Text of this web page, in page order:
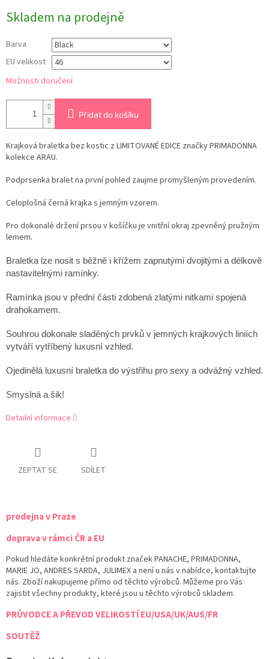
cena:
Skladem na prodejně
Barva
EU velikost
Možnosti doručení
Přidat do košíku
Krajková braletka bez kostic z LIMITOVANÉ EDICE značky PRIMADONNA
kolekce ARAU.
Podprsenka bralet na první pohled zaujme promyšleným provedením.
Celoplošná černá krajka s jemným vzorem.
Pro dokonalé držení prsou v košíčku je vnitřní okraj zpevněný pružným
lemem.
Braletka lze nosit s běžně i křížem zapnutými dvojitými a délkově
nastavitelnými ramínky.
Ramínka jsou v přední části zdobená zlatými nitkami spojená
drahokamem.
Souhrou dokonale sladěných prvků v jemných krajkových liniích
vytváří vytříbený luxusní vzhled.
Ojedinělá luxusní braletka do výstřihu pro sexy a odvážný vzhled.
Smyslná a šik!
Detailní informace
ZEPTAT SE SDÍLET
prodejna v Praze
doprava v rámci ČR a EU
Pokud hledáte konkrétní produkt značek PANACHE, PRIMADONNA,
MARIE JO, ANDRES SARDA, JULIMEX a není u nás v nabídce, kontaktujte
nás. Zboží nakupujeme přímo od těchto výrobců. Můžeme pro Vás
zajistit všechny produkty, které jsou u těchto výrobců skladem.
PRŮVODCE A PŘEVOD VELIKOSTÍ EU/USA/UK/AUS/FR
SOUTĚŽ